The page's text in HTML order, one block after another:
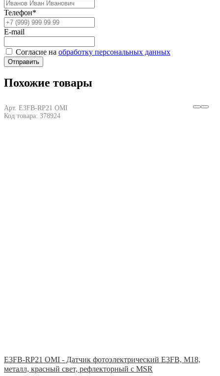
Телефон*
E-mail
Согласие на обработку персональных данных
Отправить
Похожие товары
Арт. E3FB-RP21 OMI
Код товара: 378924
E3FB-RP21 OMI - Датчик фотоэлектрический E3FB, M18,
металл, красный свет, рефлекторный с MSR